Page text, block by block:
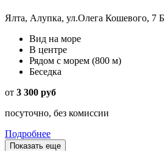
Ялта, Алупка, ул.Олега Кошевого, 7 Б
Вид на море
В центре
Рядом с морем (800 м)
Беседка
от 3 300 руб
посуточно, без комиссии
Подробнее
Показать еще